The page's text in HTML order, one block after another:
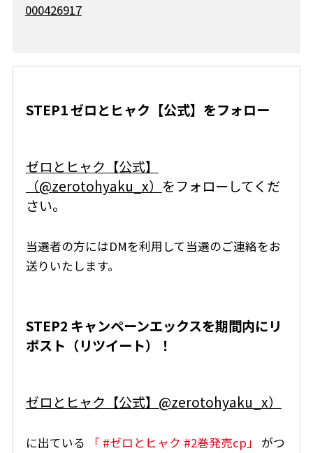
000426917
STEP1 ゼロとヒャク【公式】をフォロー
ゼロとヒャク【公式】
（@zerotohyaku_x） をフォローしてくだ
さい。
当選者の方にはDMを利用して当選のご連絡をお
送りいたします。
STEP2 キャンペーンエックスを期間内にリ
ポスト（リツイート）！
ゼロとヒャク【公式】@zerotohyaku_x）
に出ている 「 #ゼロとヒャク #2巻発売cp」
がつ